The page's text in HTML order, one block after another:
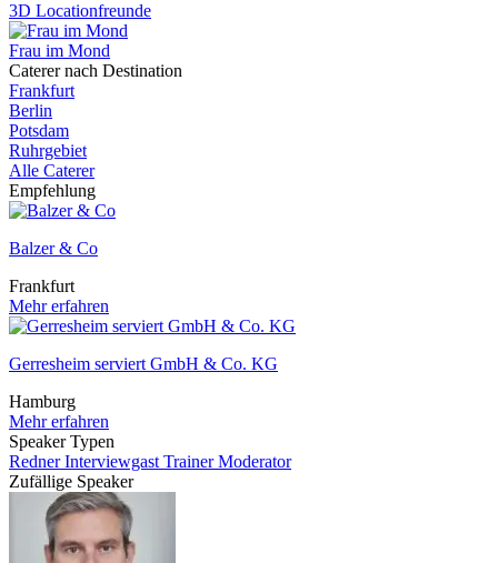
3D Locationfreunde
Frau im Mond
Caterer nach Destination
Frankfurt
Berlin
Potsdam
Ruhrgebiet
Alle Caterer
Empfehlung
Balzer & Co
Frankfurt
Mehr erfahren
Gerresheim serviert GmbH & Co. KG
Hamburg
Mehr erfahren
Speaker Typen
RednerInterviewgast TrainerModerator
Zufällige Speaker